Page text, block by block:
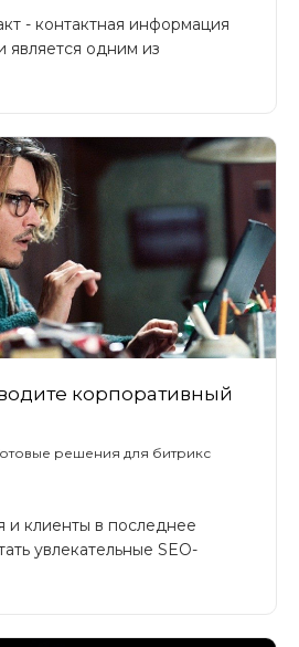
- контактная информация
является одним из
корпоративный
решения для битрикс
и клиенты в последнее
увлекательные SEO-